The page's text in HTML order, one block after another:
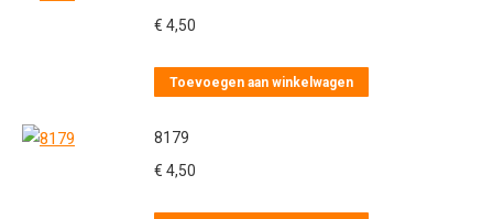
€ 4,50
Toevoegen aan winkelwagen
8179
€ 4,50